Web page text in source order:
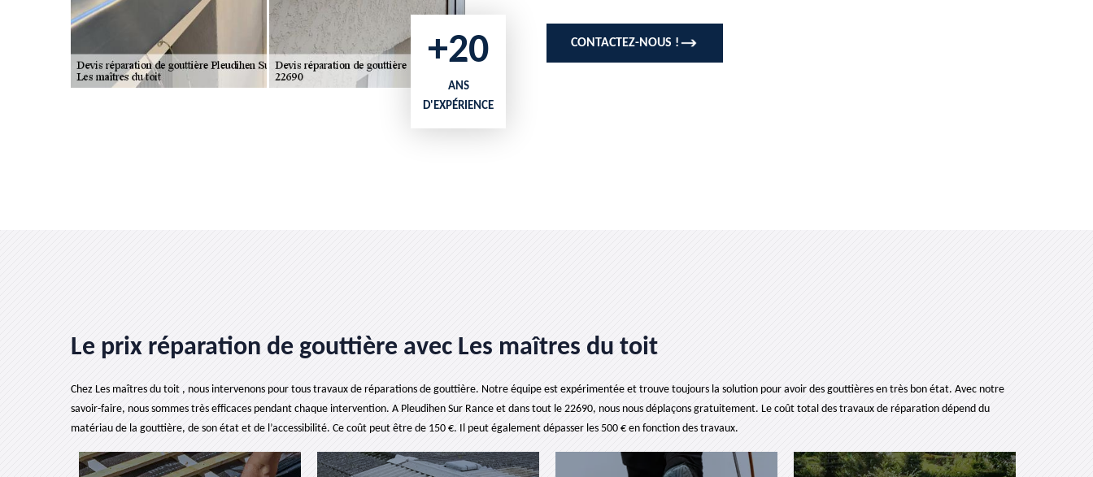
+20
ANS
D'EXPÉRIENCE
CONTACTEZ-NOUS !
Le prix réparation de gouttière avec Les maîtres du toit
Chez Les maîtres du toit , nous intervenons pour tous travaux de réparations de gouttière. Notre équipe est expérimentée et trouve toujours la solution pour avoir des gouttières en très bon état. Avec notre
savoir-faire, nous sommes très efficaces pendant chaque intervention. A Pleudihen Sur Rance et dans tout le 22690, nous nous déplaçons gratuitement. Le coût total des travaux de réparation dépend du
matériau de la gouttière, de son état et de l’accessibilité. Ce coût peut être de 150 €. Il peut également dépasser les 500 € en fonction des travaux.